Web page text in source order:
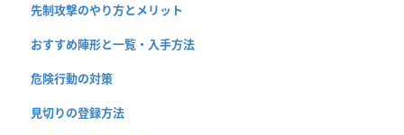
先制攻撃のやり方とメリット
おすすめ陣形と一覧・入手方法
危険行動の対策
見切りの登録方法